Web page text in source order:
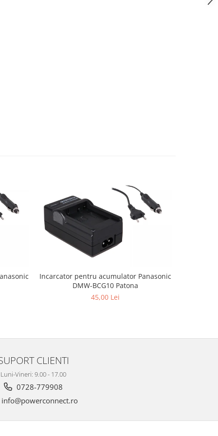
Incarcator pentru acumulator Panasonic
DMW-BCG10 Patona
45,00 Lei
CLIENTI
Luni-Vineri: 9.00 - 17.00
0728-779908
info@powerconnect.ro